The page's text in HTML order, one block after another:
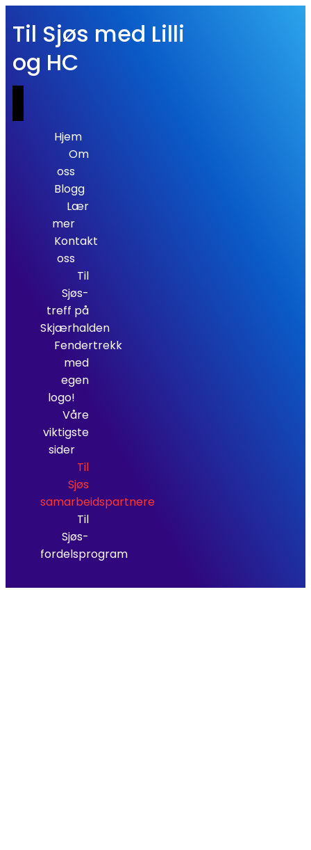
Til Sjøs med Lilli
og HC
Hjem
Om
oss
Blogg
Lær
mer
Kontakt
oss
Til
Sjøs-
treff på
Skjærhalden
Fendertrekk
med
egen
logo!
Våre
viktigste
sider
Til
Sjøs
samarbeidspartnere
Til
Sjøs-
fordelsprogram